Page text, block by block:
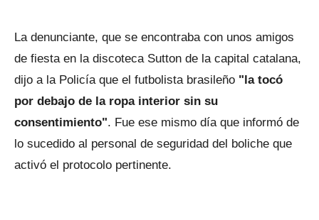
La denunciante, que se encontraba con unos amigos
de fiesta en la discoteca Sutton de la capital catalana,
dijo a la Policía que el futbolista brasileño "la tocó
por debajo de la ropa interior sin su
consentimiento". Fue ese mismo día que informó de
lo sucedido al personal de seguridad del boliche que
activó el protocolo pertinente.